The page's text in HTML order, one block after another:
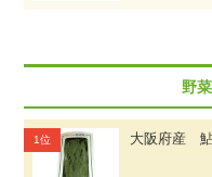
野
大阪府産 鮎